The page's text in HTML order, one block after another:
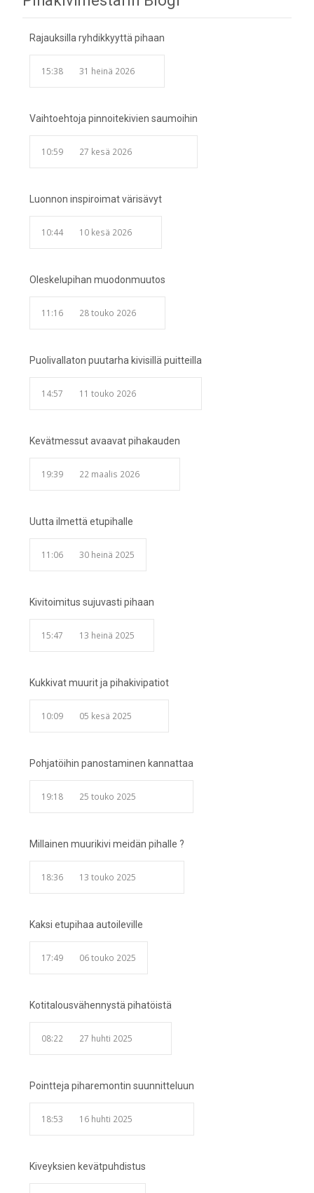
navigation
Rajauksilla ryhdikkyyttä pihaan
15:38 31 heinä 2026
Vaihtoehtoja pinnoitekivien saumoihin
10:59 27 kesä 2026
Luonnon inspiroimat värisävyt
10:44 10 kesä 2026
Oleskelupihan muodonmuutos
11:16 28 touko 2026
Puolivallaton puutarha kivisillä puitteilla
14:57 11 touko 2026
Kevätmessut avaavat pihakauden
19:39 22 maalis 2026
Uutta ilmettä etupihalle
11:06 30 heinä 2025
Kivitoimitus sujuvasti pihaan
15:47 13 heinä 2025
Kukkivat muurit ja pihakivipatiot
10:09 05 kesä 2025
Pohjatöihin panostaminen kannattaa
19:18 25 touko 2025
Millainen muurikivi meidän pihalle ?
18:36 13 touko 2025
Kaksi etupihaa autoileville
17:49 06 touko 2025
Kotitalousvähennystä pihatöistä
08:22 27 huhti 2025
Pointteja piharemontin suunnitteluun
18:53 16 huhti 2025
Kiveyksien kevätpuhdistus